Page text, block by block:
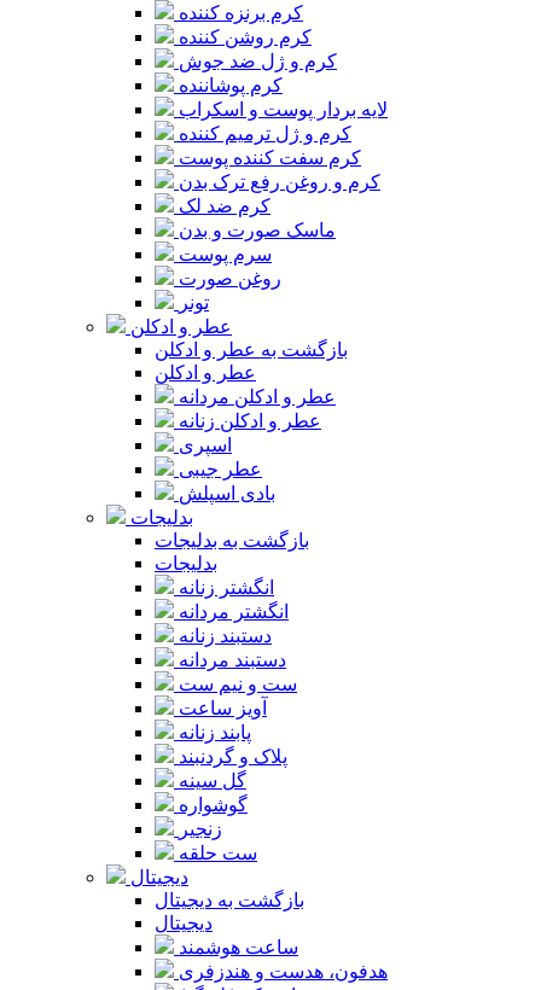
کرم برنزه کننده
کرم روشن کننده
کرم و ژل ضد جوش
کرم پوشاننده
لایه بردار پوست و اسکراب
کرم و ژل ترمیم کننده
کرم سفت کننده پوست
کرم و روغن رفع ترک بدن
کرم ضد لک
ماسک صورت و بدن
سرم پوست
روغن صورت
تونر
عطر و ادکلن
بازگشت به عطر و ادکلن
عطر و ادکلن
عطر و ادکلن مردانه
عطر و ادکلن زنانه
اسپری
عطر جیبی
بادی اسپلش
بدلیجات
بازگشت به بدلیجات
بدلیجات
انگشتر زنانه
انگشتر مردانه
دستبند زنانه
دستبند مردانه
ست و نیم ست
آویز ساعت
پابند زنانه
پلاک و گردنبند
گل سینه
گوشواره
زنجیر
ست حلقه
دیجیتال
بازگشت به دیجیتال
دیجیتال
ساعت هوشمند
هدفون، هدست و هندزفری